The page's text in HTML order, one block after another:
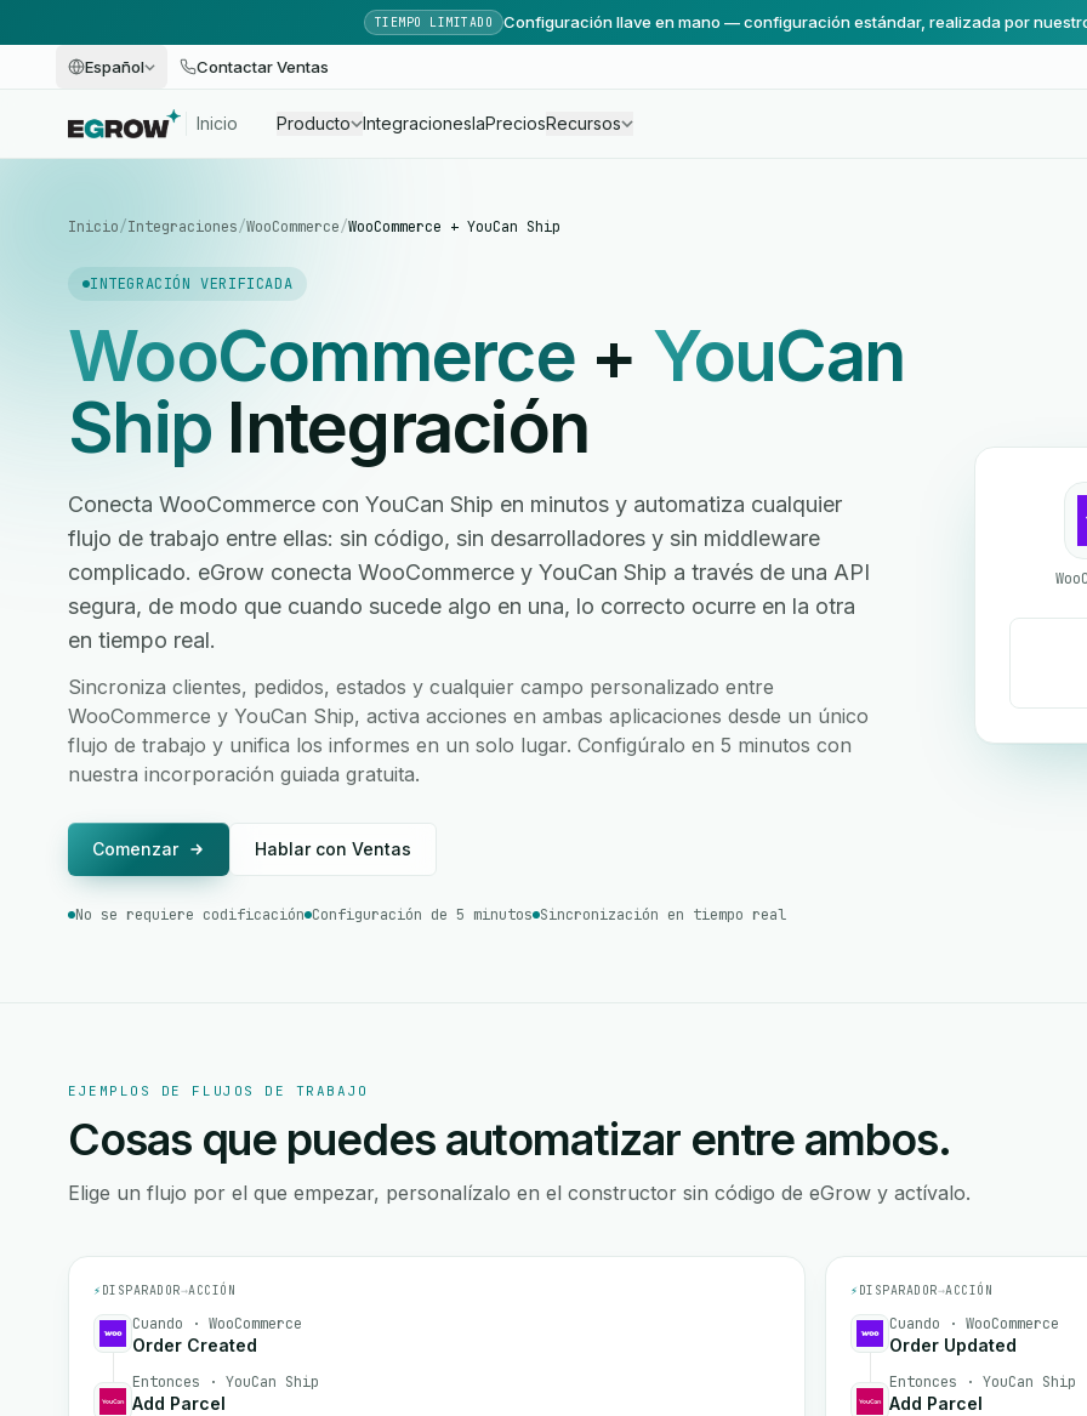
TIEMPO LIMITADO Configuración llave en mano — configuración estándar, realizada por
Español Contactar Ventas
Inicio Producto IntegracionesIaPreciosRecursos
Inicio/Integraciones/WooCommerce/WooCommerce + YouCan Ship
INTEGRACIÓN VERIFICADA
WooCommerce+ YouCan
Ship Integración
Conecta WooCommerce con YouCan Ship en minutos y automatiza cualquier
flujo de trabajo entre ellas: sin código, sin desarrolladores y sin middleware
complicado. eGrow conecta WooCommerce y YouCan Ship a través de una API
segura, de modo que cuando sucede algo en una, lo correcto ocurre en la otra
en tiempo real.
Sincroniza clientes, pedidos, estados y cualquier campo personalizado entre
WooCommerce y YouCan Ship, activa acciones en ambas aplicaciones desde un único
flujo de trabajo y unifica los informes en un solo lugar. Configúralo en 5 minutos con
nuestra incorporación guiada gratuita.
Comenzar Hablar con Ventas
No se requiere codificación Configuración de 5 minutos Sincronización en tiempo real
EJEMPLOS DE FLUJOS DE TRABAJO
Cosas que puedes automatizar entre ambos.
Elige un flujo por el que empezar, personalízalo en el constructor sin código de eGrow y actívalo.
⚡ DISPARADOR→ACCIÓN
Cuando · WooCommerce
Order Created
Entonces · YouCan Ship
Add Parcel
⚡ DISPARADOR→ACCIÓN
Cuando · WooCommerce
Order Updated
Entonces · YouCan Ship
Add Parcel